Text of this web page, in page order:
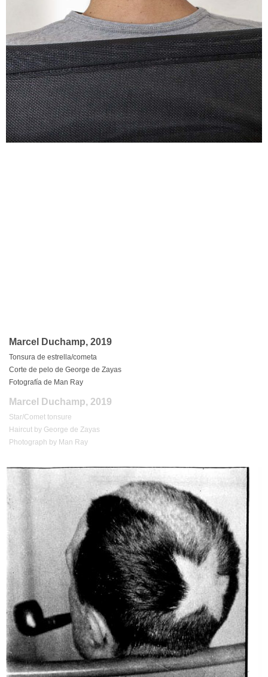
Marcel Duchamp, 2019
Marcel Duchamp, 2019
Tonsura de estrella/cometa
Corte de pelo de George de Zayas
Fotografía de Man Ray
Star/Comet tonsure
Haircut by George de Zayas
Photograph by Man Ray